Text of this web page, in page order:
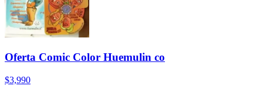
Oferta Comic Color Huemulin co
$3,990